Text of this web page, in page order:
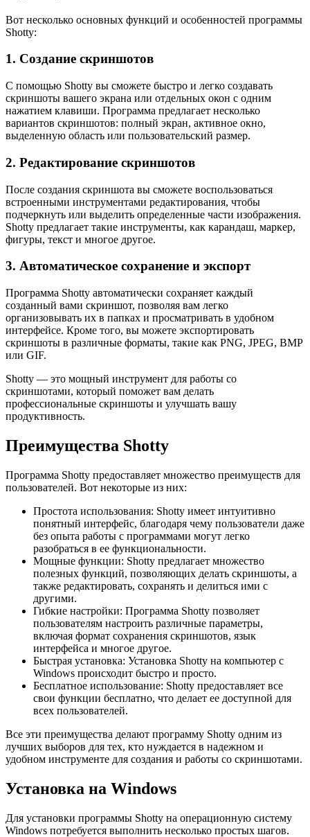
Вот несколько основных функций и особенностей программы
Shotty:
1. Создание скриншотов
С помощью Shotty вы сможете быстро и легко создавать
скриншоты вашего экрана или отдельных окон с одним
нажатием клавиши. Программа предлагает несколько
вариантов скриншотов: полный экран, активное окно,
выделенную область или пользовательский размер.
2. Редактирование скриншотов
После создания скриншота вы сможете воспользоваться
встроенными инструментами редактирования, чтобы
подчеркнуть или выделить определенные части изображения.
Shotty предлагает такие инструменты, как карандаш, маркер,
фигуры, текст и многое другое.
3. Автоматическое сохранение и экспорт
Программа Shotty автоматически сохраняет каждый
созданный вами скриншот, позволяя вам легко
организовывать их в папках и просматривать в удобном
интерфейсе. Кроме того, вы можете экспортировать
скриншоты в различные форматы, такие как PNG, JPEG, BMP
или GIF.
Shotty — это мощный инструмент для работы со
скриншотами, который поможет вам делать
профессиональные скриншоты и улучшать вашу
продуктивность.
Преимущества Shotty
Программа Shotty предоставляет множество преимуществ для
пользователей. Вот некоторые из них:
Простота использования: Shotty имеет интуитивно
понятный интерфейс, благодаря чему пользователи даже
без опыта работы с программами могут легко
разобраться в ее функциональности.
Мощные функции: Shotty предлагает множество
полезных функций, позволяющих делать скриншоты, а
также редактировать, сохранять и делиться ими с
другими.
Гибкие настройки: Программа Shotty позволяет
пользователям настроить различные параметры,
включая формат сохранения скриншотов, язык
интерфейса и многое другое.
Быстрая установка: Установка Shotty на компьютер с
Windows происходит быстро и просто.
Бесплатное использование: Shotty предоставляет все
свои функции бесплатно, что делает ее доступной для
всех пользователей.
Все эти преимущества делают программу Shotty одним из
лучших выборов для тех, кто нуждается в надежном и
удобном инструменте для создания и работы со скриншотами.
Установка на Windows
Для установки программы Shotty на операционную систему
Windows потребуется выполнить несколько простых шагов.